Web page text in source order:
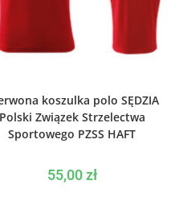
koszulka polo SĘDZIA
Polski Związek Strzelectwa
Sportowego PZSS HAFT
55,00zł